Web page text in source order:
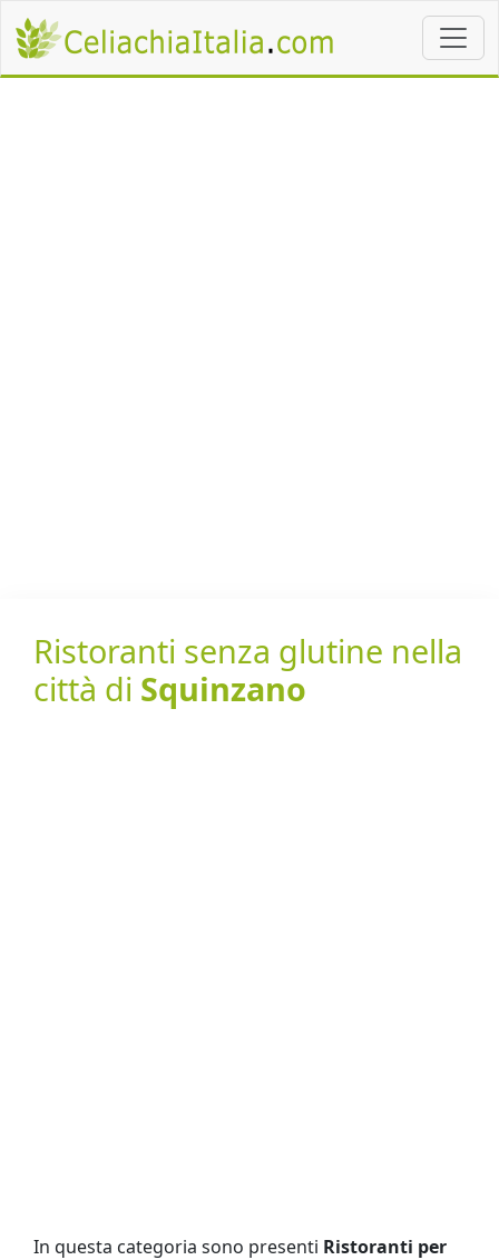
Ristoranti senza glutine nella
città di Squinzano
In questa categoria sono presenti Ristoranti per